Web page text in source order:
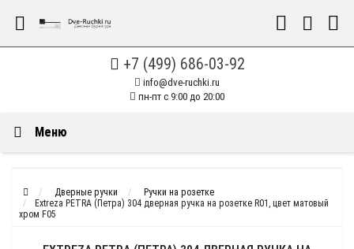
+7 (499) 686-03-92
info@dve-ruchki.ru
пн-пт с 9:00 до 20:00
Меню
Дверные ручки
Ручки на розетке
Extreza PETRA (Петра) 304 дверная ручка на розетке R01, цвет матовый
хром F05